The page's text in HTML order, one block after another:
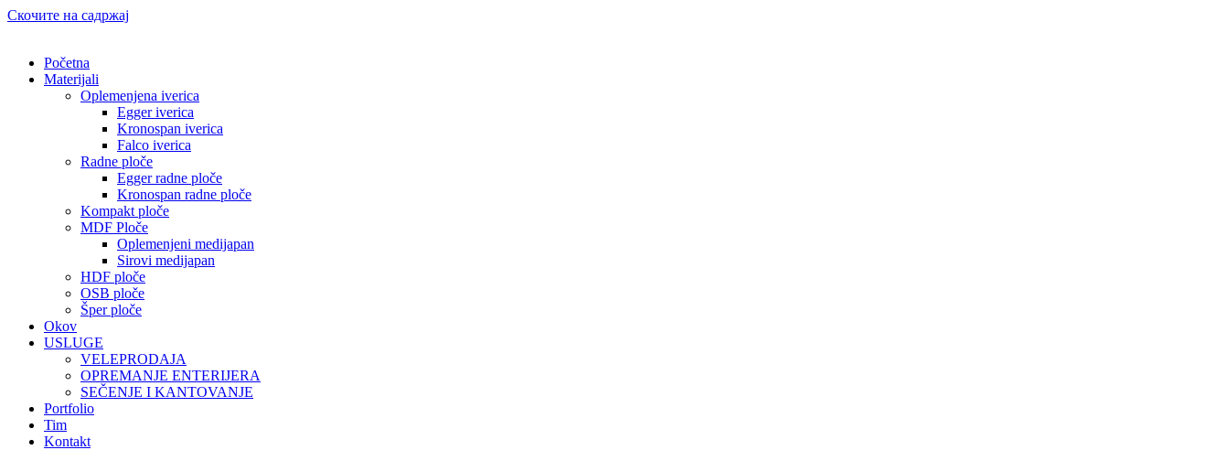
Скочите на садржај
Početna
Materijali
Oplemenjena iverica
Egger iverica
Kronospan iverica
Falco iverica
Radne ploče
Egger radne ploče
Kronospan radne ploče
Kompakt ploče
MDF Ploče
Oplemenjeni medijapan
Sirovi medijapan
HDF ploče
OSB ploče
Šper ploče
Okov
USLUGE
VELEPRODAJA
OPREMANJE ENTERIJERA
SEČENJE I KANTOVANJE
Portfolio
Tim
Kontakt